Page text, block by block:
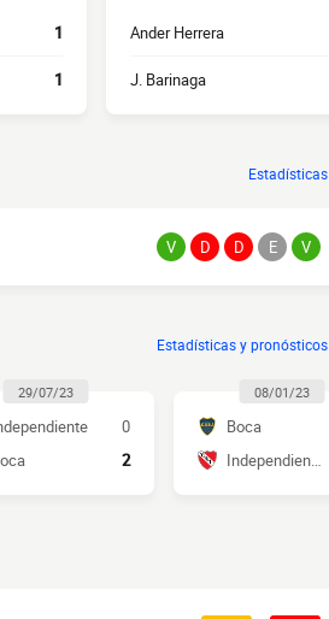
1
1
Ander Herrera
J. Barinaga
Estadísticas
V D D E V
Estadísticas y pronósticos
29/07/23
0
2
08/01/23
Boca
Independiente